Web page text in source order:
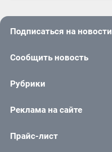
Подписаться на новости
Сообщить новость
Рубрики
Реклама на сайте
Прайс-лист